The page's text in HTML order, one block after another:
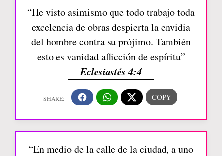
“He visto asimismo que todo trabajo toda
excelencia de obras despierta la envidia
del hombre contra su prójimo. También
esto es vanidad aflicción de espíritu”
Eclesiastés 4:4
“En medio de la calle de la ciudad, a uno